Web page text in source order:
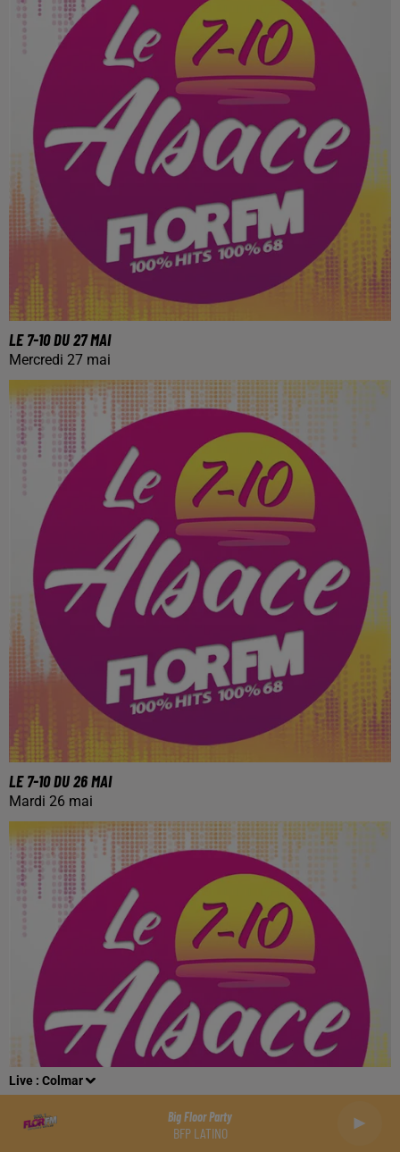
Live : Colmar
Big Floor Party
BFP LATINO
LE 7-10 DU 27 MAI
Mercredi 27 mai
LE 7-10 DU 26 MAI
Mardi 26 mai